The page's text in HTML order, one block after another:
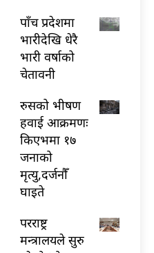
पाँच प्रदेशमा
भारीदेखि धेरै
भारी वर्षाको
चेतावनी
रुसको भीषण
हवाई आक्रमणः
किएभमा १७
जनाको
मृत्यु,दर्जनौँ
घाइते
परराष्ट्र
मन्त्रालयले सुरु